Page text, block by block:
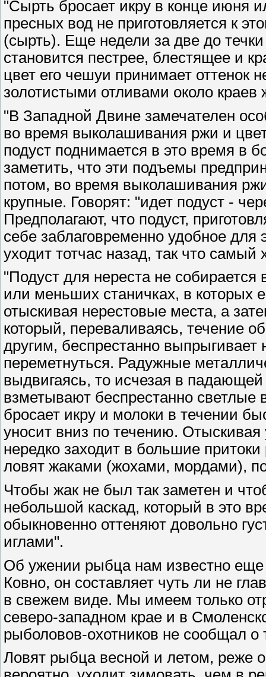
"Сырть бросает икру в конце июня
пресных вод не приготовляется к
(сырть). Еще недели за две до
становится пестрее, блестящее и
цвет его чешуи принимает оттенок
золотистыми отливами около
"В Западной Двине замечателен
во время выколашивания ржи и
подуст поднимается в это время в
заметить, что эти подъемы
потом, во время выколашивания
крупные. Говорят: "идет подуст -
Предполагают, что подуст,
себе заблаговременно удобное
уходит тотчас назад, так что самый
"Подуст для нереста не
или меньших станичках, в которых
отыскивая нерестовые места, а
который, переваливаясь, течение
другим, беспрестанно
переметнуться. Радужные
выдвигаясь, то исчезая в
взметывают беспрестанно светлые
бросает икру и молоки в течении
уносит вниз по течению.
нередко заходит в большие
ловят жаками (жохами, мордами),
Чтобы жак не был так заметен и
небольшой каскад, который в это
обыкновенно оттеняют довольно
иглами".
Об ужении рыбца нам известно еще
Ковно, он составляет чуть ли не
в свежем виде. Мы имеем только
северо-западном крае и в
рыболовов-охотников не сообщал
Ловят рыбца весной и летом, реже